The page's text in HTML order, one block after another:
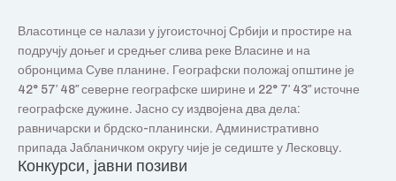
Власотинце се налази у југоисточној Србији и простире на
подручју доњег и средњег слива реке Власине и на
обронцима Суве планине. Географски положај општине је
42° 57′ 48″ северне географске ширине и 22° 7′ 43″ источне
географске дужине. Јасно су издвојена два дела:
равничарски и брдско-планински. Административно
припада Јабланичком округу чије је седиште у Лесковцу.
Конкурси, јавни позиви